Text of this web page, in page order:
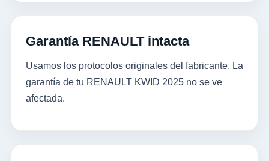
Garantía RENAULT intacta
Usamos los protocolos originales del fabricante. La
garantía de tu RENAULT KWID 2025 no se ve
afectada.